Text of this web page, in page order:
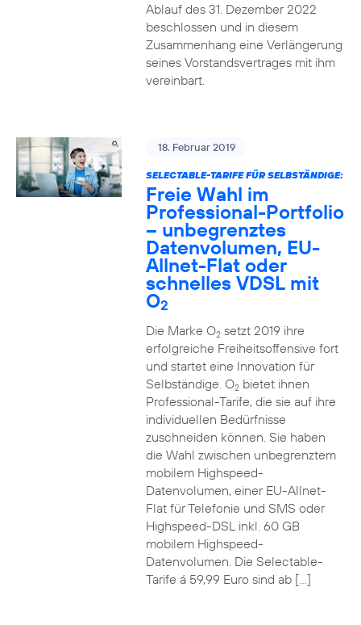
Ablauf des 31. Dezember 2022
beschlossen und in diesem
Zusammenhang eine Verlängerung
seines Vorstandsvertrages mit ihm
vereinbart.
18. Februar 2019
SELECTABLE-TARIFE FÜR SELBSTÄNDIGE:
Freie Wahl im
Professional-Portfolio
– unbegrenztes
Datenvolumen, EU-
Allnet-Flat oder
schnelles VDSL mit
O2
Die Marke O2setzt 2019 ihre
erfolgreiche Freiheitsoffensive fort
und startet eine Innovation für
Selbständige. O2bietet ihnen
Professional-Tarife, die sie auf ihre
individuellen Bedürfnisse
zuschneiden können. Sie haben
die Wahl zwischen unbegrenztem
mobilem Highspeed-
Datenvolumen, einer EU-Allnet-
Flat für Telefonie und SMS oder
Highspeed-DSL inkl. 60 GB
mobilem Highspeed-
Datenvolumen. Die Selectable-
Tarife á 59,99 Euro sind ab […]